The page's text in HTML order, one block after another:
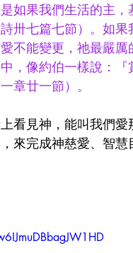
如果我們生活的主
卅七篇七節）。如
不能變更，祂最嚴
，像約伯一樣說：『
章廿一節）。
看見神，能叫我們
來完成神慈愛、智